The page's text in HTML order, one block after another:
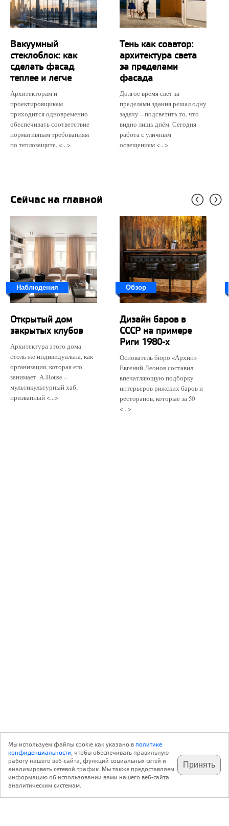
Вакуумный
стеклоблок: как
сделать фасад
теплее и легче
Архитекторам и
проектировщикам
приходится одновременно
обеспечивать соответствие
нормативным требованиям
по теплозащите, <...>
Тень как соавтор:
архитектура света
за пределами
фасада
Долгое время свет за
пределами здания решал одну
задачу – подсветить то, что
видно лишь днём. Сегодня
работа с уличным
освещением <...>
Сейчас на главной
Наблюдения
Открытый дом
закрытых клубов
Архитектура этого дома
столь же индивидуальна, как
организация, которая его
занимает. A-House –
мультикультурный хаб,
призванный <...>
Обзор
Дизайн баров в
СССР на примере
Риги 1980-х
Основатель бюро «Архип»
Евгений Леонов составил
впечатляющую подборку
интерьеров рижских баров и
ресторанов, которые за 50
<...>
подпишитесь на наш
телеграм @archi_ru
✕
с 20 июля 1999 г.
Мы используем файлы cookie как указано вполитике
конфиденциальности, чтобы обеспечивать правильную
работу нашего веб-сайта, функций социальных сетей и
анализировать сетевой трафик. Мы также предоставляем
информацию об использовании вами нашего веб-сайта
аналитическим системам.
Принять